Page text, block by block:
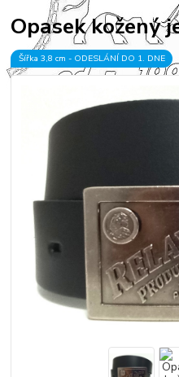
Opasek kožený
Šířka 3,8 cm - ODESLÁNÍ DO 1. DNE